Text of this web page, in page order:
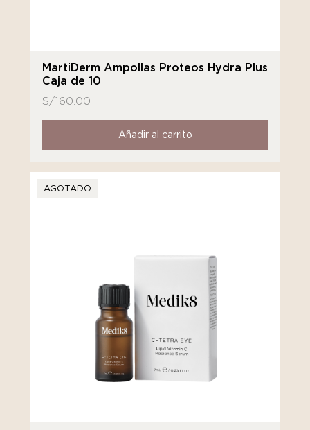
MartiDerm Ampollas Proteos Hydra Plus
Caja de 10
S/160.00
Añadir al carrito
AGOTADO